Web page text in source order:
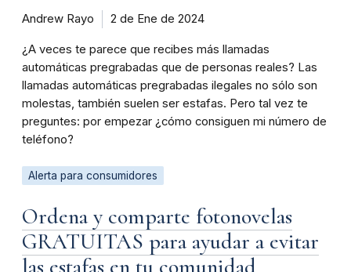
Andrew Rayo 2 de Ene de 2024
¿A veces te parece que recibes más llamadas
automáticas pregrabadas que de personas reales? Las
llamadas automáticas pregrabadas ilegales no sólo son
molestas, también suelen ser estafas. Pero tal vez te
preguntes: por empezar ¿cómo consiguen mi número de
teléfono?
Alerta para consumidores
Ordena y comparte fotonovelas
GRATUITAS para ayudar a evitar
las estafas en tu comunidad